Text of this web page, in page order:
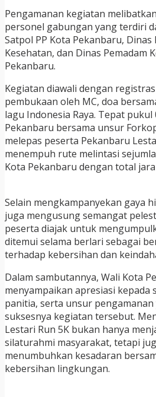
Pengamanan kegiatan
personel gabungan yang terdiri
Satpol PP Kota Pekanbaru,
Kesehatan, dan Dinas Pemadam
Pekanbaru.
Kegiatan diawali dengan
pembukaan oleh MC, doa
lagu Indonesia Raya. Tepat pukul
Pekanbaru bersama unsur
melepas peserta Pekanbaru
menempuh rute melintasi
Kota Pekanbaru dengan total
Selain mengkampanyekan gaya
juga mengusung semangat
peserta diajak untuk
ditemui selama berlari sebagai
terhadap kebersihan dan
Dalam sambutannya, Wali Kota
menyampaikan apresiasi kepada
panitia, serta unsur
suksesnya kegiatan tersebut.
Lestari Run 5K bukan hanya
silaturahmi masyarakat, tetapi
menumbuhkan kesadaran
kebersihan lingkungan.